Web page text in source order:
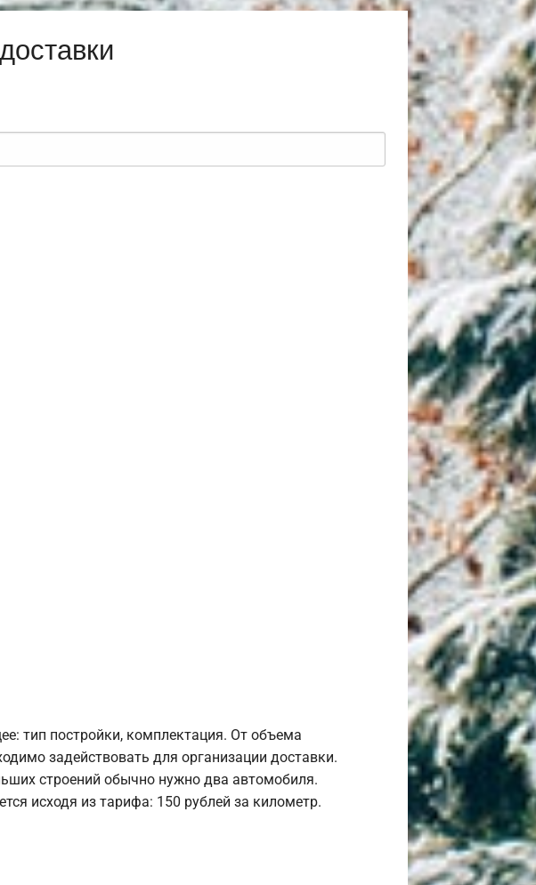
тип постройки, комплектация. От объема
задействовать для организации доставки.
строений обычно нужно два автомобиля.
исходя из тарифа: 150 рублей за километр.